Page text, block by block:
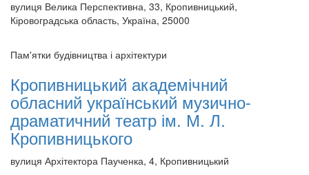
вулиця Велика Перспективна, 33, Кропивницький,
Кіровоградська область, Україна, 25000
Пам'ятки будівництва і архітектури
Кропивницький академічний
обласний український музично-
драматичний театр ім. М. Л.
Кропивницького
вулиця Архітектора Паученка, 4, Кропивницький